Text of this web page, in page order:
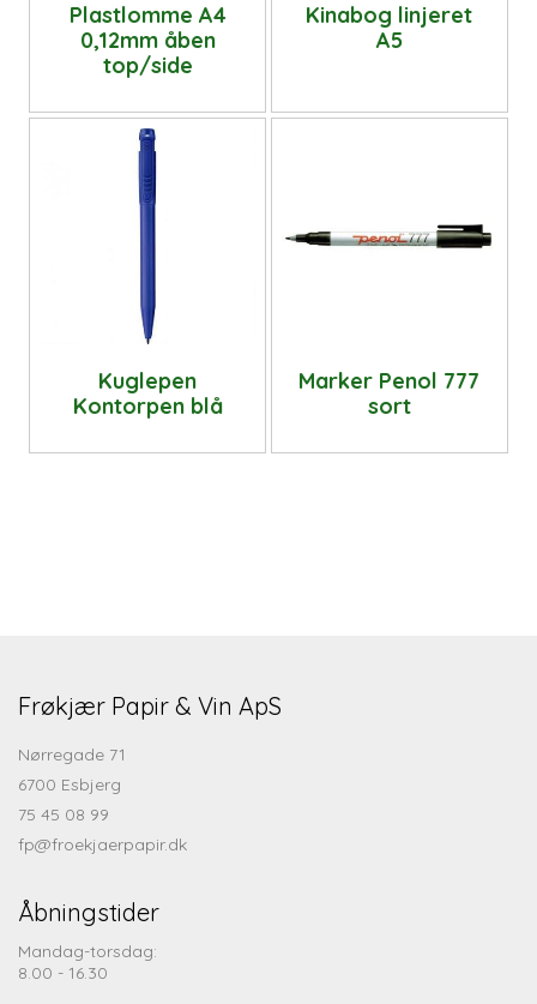
Plastlomme A4
0,12mm åben
top/side
Kinabog linjeret
A5
Kuglepen
Kontorpen blå
Marker Penol 777
sort
Frøkjær Papir & Vin ApS
Nørregade 71
6700 Esbjerg
75 45 08 99
fp@froekjaerpapir.dk
Åbningstider
Mandag-torsdag:
8.00 - 16.30